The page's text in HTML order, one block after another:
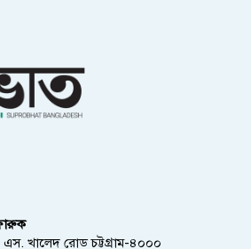
খালেদ রোড চট্টগ্রাম-৪০০০